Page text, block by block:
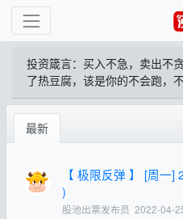
投资箴言：买入不急，卖出不
了热豆腐，该是你的不会跑，
最新
【 极限反弹 】 [周一
)
股池出票发布员 2022-04-